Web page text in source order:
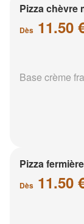
Pizza chèvre
Dès 11.50
Base crème
Pizza
Dès 11.50